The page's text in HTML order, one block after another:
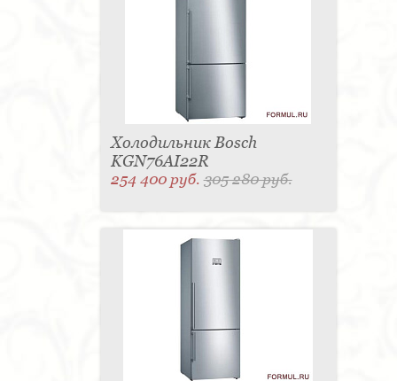
Холодильник Bosch
KGN76AI22R
254 400 руб.305 280 руб.